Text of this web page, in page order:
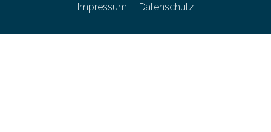
Impressum Datenschutz